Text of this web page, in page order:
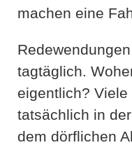
machen eine
tagtäglich.
eigentlich?
tatsächlich in
dem dörflichen